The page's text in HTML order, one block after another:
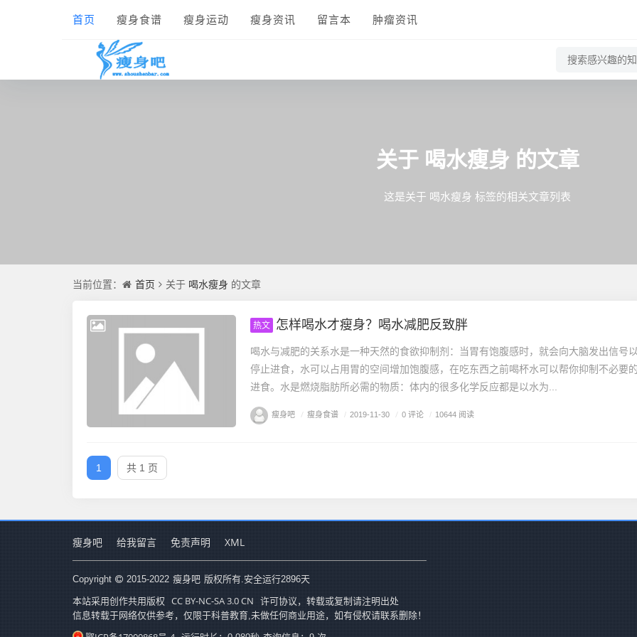
首页 瘦身食谱 瘦身运动 瘦身资讯 留言本 肿瘤资讯
关于 喝水瘦身 的文章
这是关于 喝水瘦身 标签的相关文章列表
当前位置： 首页 关于 喝水瘦身 的文章
热文 怎样喝水才瘦身？喝水减肥反致胖
喝水与减肥的关系水是一种天然的食欲抑制剂：当胃有饱腹感时，就会向大脑发出信号
停止进食，水可以占用胃的空间增加饱腹感，在吃东西之前喝杯水可以帮你抑制不必要
进食。水是燃烧脂肪所必需的物质：体内的很多化学反应都是以水为...
瘦身吧 / 瘦身食谱 / 2019-11-30 / 0 评论 / 10644 阅读
1 共 1 页
瘦身吧 给我留言 免责声明 XML
Copyright 2015-2022 瘦身吧 版权所有.安全运行2896天
本站采用创作共用版权 CC BY-NC-SA 3.0 CN 许可协议，转载或复制请注明出处
信息转载于网络仅供参考，仅限于科普教育,未做任何商业用途，如有侵权请联系删除！